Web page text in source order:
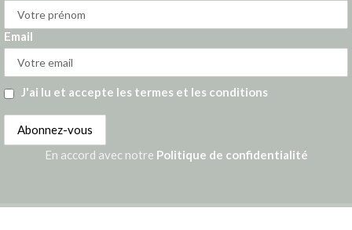
Email
J'ai lu et accepte les termes et les conditions
En accord avec notre Politique de confidentialité